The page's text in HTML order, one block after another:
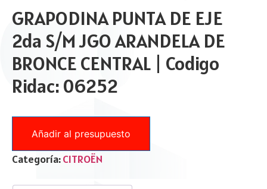
GRAPODINA PUNTA DE EJE
2da S/M JGO ARANDELA DE
BRONCE CENTRAL | Codigo
Ridac: 06252
Añadir al presupuesto
Categoría:CITROËN